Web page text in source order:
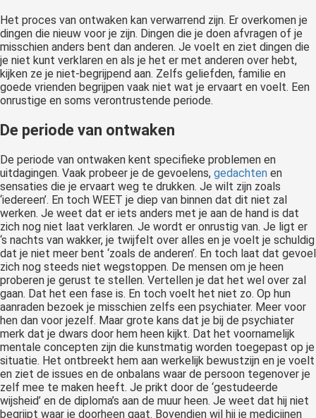
Het proces van ontwaken kan verwarrend zijn. Er overkomen je
dingen die nieuw voor je zijn. Dingen die je doen afvragen of je
misschien anders bent dan anderen. Je voelt en ziet dingen die
je niet kunt verklaren en als je het er met anderen over hebt,
kijken ze je niet-begrijpend aan. Zelfs geliefden, familie en
goede vrienden begrijpen vaak niet wat je ervaart en voelt. Een
onrustige en soms verontrustende periode.
De periode van ontwaken
De periode van ontwaken kent specifieke problemen en
uitdagingen. Vaak probeer je de gevoelens, gedachten en
sensaties die je ervaart weg te drukken. Je wilt zijn zoals
‘iedereen’. En toch WEET je diep van binnen dat dit niet zal
werken. Je weet dat er iets anders met je aan de hand is dat
zich nog niet laat verklaren. Je wordt er onrustig van. Je ligt er
‘s nachts van wakker, je twijfelt over alles en je voelt je schuldig
dat je niet meer bent ‘zoals de anderen’. En toch laat dat gevoel
zich nog steeds niet wegstoppen. De mensen om je heen
proberen je gerust te stellen. Vertellen je dat het wel over zal
gaan. Dat het een fase is. En toch voelt het niet zo. Op hun
aanraden bezoek je misschien zelfs een psychiater. Meer voor
hen dan voor jezelf. Maar grote kans dat je bij de psychiater
merk dat je dwars door hem heen kijkt. Dat het voornamelijk
mentale concepten zijn die kunstmatig worden toegepast op je
situatie. Het ontbreekt hem aan werkelijk bewustzijn en je voelt
en ziet de issues en de onbalans waar de persoon tegenover je
zelf mee te maken heeft. Je prikt door de ‘gestudeerde
wijsheid’ en de diploma’s aan de muur heen. Je weet dat hij niet
begrijpt waar je doorheen gaat. Bovendien wil hij je medicijnen